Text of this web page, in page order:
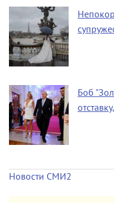
Боб
Новости СМИ2